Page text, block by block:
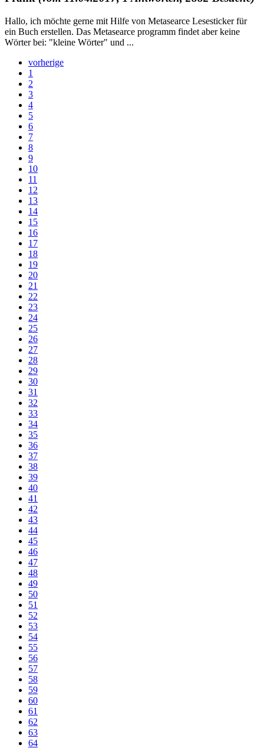
Hallo, ich möchte gerne mit Hilfe von Metasearce Lesesticker für
ein Buch erstellen. Das Metasearce programm findet aber keine
Wörter bei: "kleine Wörter" und ...
vorherige
1
2
3
4
5
6
7
8
9
10
11
12
13
14
15
16
17
18
19
20
21
22
23
24
25
26
27
28
29
30
31
32
33
34
35
36
37
38
39
40
41
42
43
44
45
46
47
48
49
50
51
52
53
54
55
56
57
58
59
60
61
62
63
64